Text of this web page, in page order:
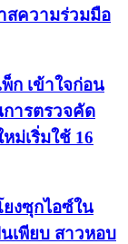
สความร่วมมือ
ก เข้าใจก่อน
ารตรวจคัด
ม่เริ่มใช้ 16
งซุกไอซ์ใน
เพียบ สาวหอบ